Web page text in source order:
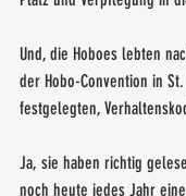
Und, die Hoboes lebten
der Hobo-Convention in
festgelegten,
Ja, sie haben richtig
noch heute jedes Jahr